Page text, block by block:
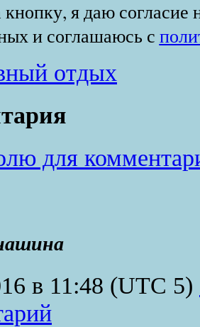
я даю согласие
и соглашаюсь с
отдых
для
в 11:48 (UTC 5)